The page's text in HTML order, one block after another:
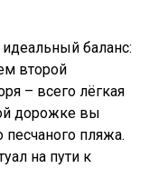
баланс:
второй
– всего лёгкая
дорожке вы
пляжа.
на пути к